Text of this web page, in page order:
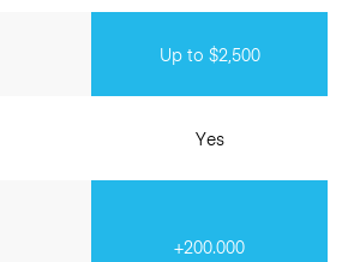
Up to $2,500
Yes
+200.000